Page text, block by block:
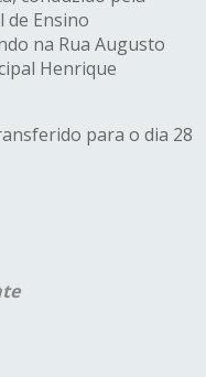
de Ensino
na Rua Augusto
Henrique
para o dia 28